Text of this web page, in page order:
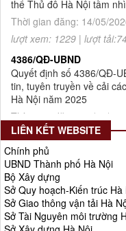
Thời gian đăng: 14/05/
lượt xem: 1229 | lượt
4386/QĐ-UBND
Quyết định số 4386/QĐ-
tin, tuyên truyền về cải
Hà Nội năm 2025
Thời gian đăng: 25/08/2025
lượt xem: 569 | lượt tải:266
55-KH/ĐU
Kế hoạch Triển khai
Thời gian đăng: 03/06/2025
lượt xem: 624 | lượt
Số 27/UBND-ĐT
Triển khai thực hiện Nghị
LIÊN KẾT WEBSITE
Chính phủ
UBND Thành phố Hà Nội
Bộ Xây dựng
Sở Quy hoạch-Kiến trúc Hà
Sở Giao thông vận tải Hà
Sở Tài Nguyên môi trường